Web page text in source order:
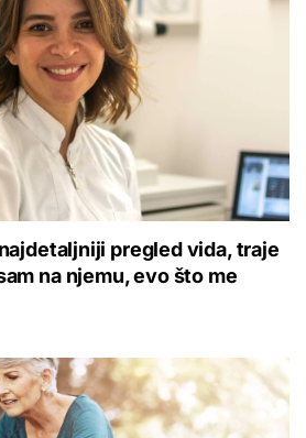
pregled vida, traje
na njemu, evo što me